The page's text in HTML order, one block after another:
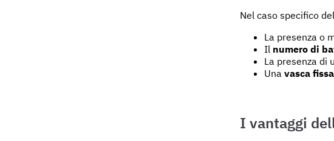
Nel caso specifico
La presenza o
Il numero di
La presenza di
Una vasca
I vantaggi